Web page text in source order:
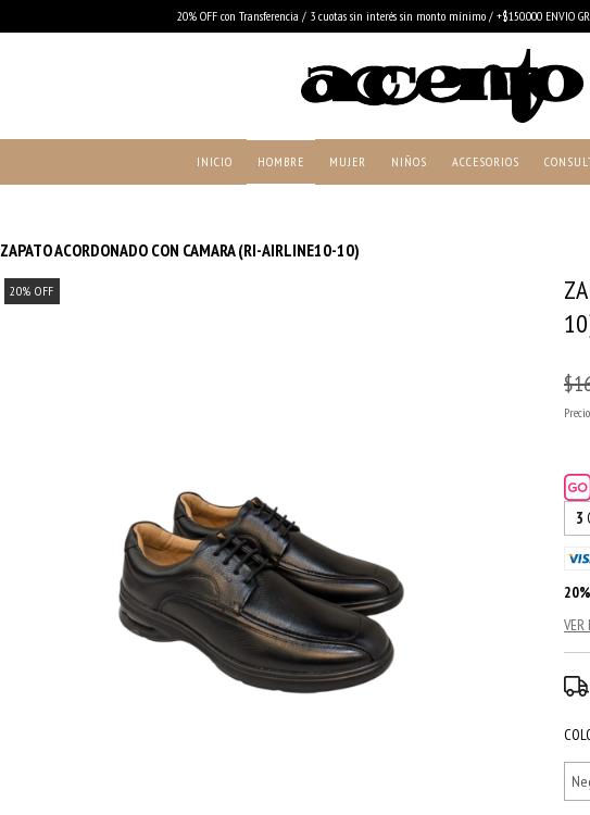
20% OFF con Transferencia / 3 cuotas sin interés sin monto mínimo / +$150.000 ENVIO
INICIO HOMBRE MUJER NIÑOS ACCESORIOS
ZAPATO ACORDONADO CON CAMARA (RI-AIRLINE10-10)
20%OFF
3
VER